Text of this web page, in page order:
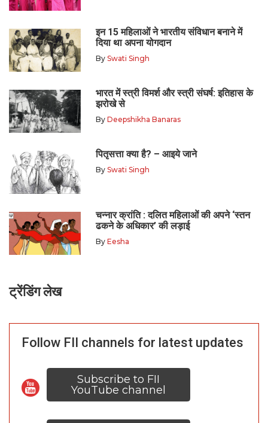
इन 15 महिलाओं ने भारतीय संविधान बनाने में
दिया था अपना योगदान
By Swati Singh
भारत में स्त्री विमर्श और स्त्री संघर्ष: इतिहास के
झरोखे से
By Deepshikha Banaras
पितृसत्ता क्या है? – आइये जाने
By Swati Singh
चन्नार क्रांति : दलित महिलाओं की अपने ‘स्तन
ढकने के अधिकार’ की लड़ाई
By Eesha
ट्रेंडिंग लेख
Follow FII channels for latest updates
Subscribe to FII
YouTube channel